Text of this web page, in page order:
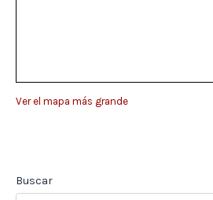
Ver el mapa más grande
Buscar